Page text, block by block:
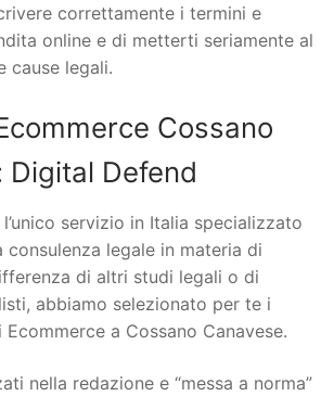
correttamente i termini e
online e di metterti seriamente al
cause legali.
Cossano
Digital Defend
servizio in Italia specializzato
consulenza legale in materia di
di altri studi legali o di
abbiamo selezionato per te i
a Cossano Canavese.
nella redazione e “messa a norma”